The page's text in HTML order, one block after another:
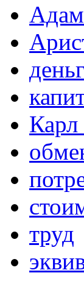
труд